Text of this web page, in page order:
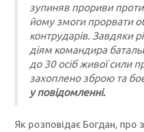
зупиняв прориви
йому змоги прорвати
контрударів. Завдяки
діям командира
до 30 осіб живої сили
захоплено зброю та
у повідомленні.
Як розповідає Богдан, про